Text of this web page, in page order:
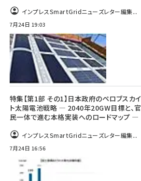
インプレスSmartGridニューズレター編集...
7月24日 19:03
特集【第1部 その1】日本政府のペロブスカイ
ト太陽電池戦略 ― 2040年20GW目標と、官
民一体で進む本格実装へのロードマップ ―
インプレスSmartGridニューズレター編集...
7月24日 16:56